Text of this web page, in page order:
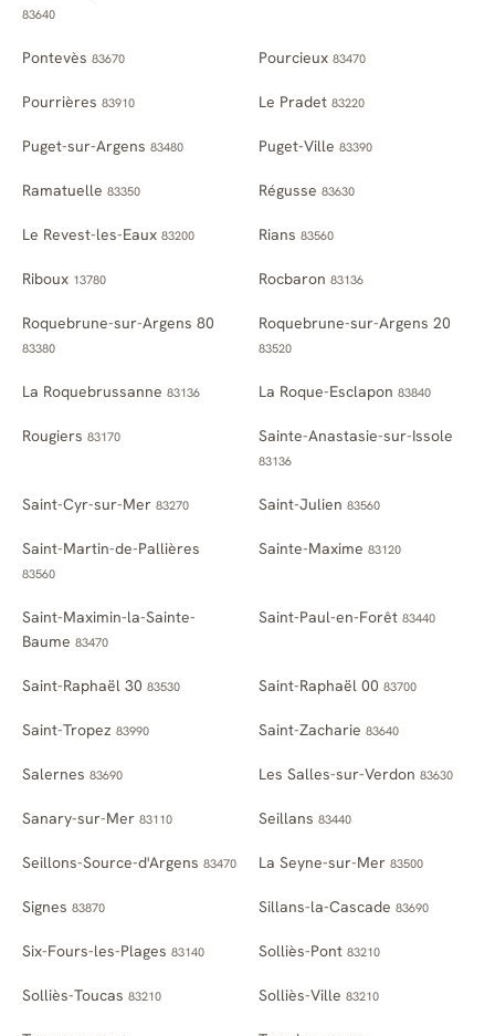
83640
Pontevès 83670 Pourcieux 83470
Pourrières 83910 Le Pradet 83220
Puget-sur-Argens 83480 Puget-Ville 83390
Ramatuelle 83350 Régusse 83630
Le Revest-les-Eaux 83200 Rians 83560
Riboux 13780 Rocbaron 83136
Roquebrune-sur-Argens 80
83380
Roquebrune-sur-Argens 20
83520
La Roquebrussanne 83136 La Roque-Esclapon 83840
Rougiers 83170 Sainte-Anastasie-sur-Issole
83136
Saint-Cyr-sur-Mer 83270 Saint-Julien 83560
Saint-Martin-de-Pallières
83560
Sainte-Maxime 83120
Saint-Maximin-la-Sainte-
Baume 83470
Saint-Paul-en-Forêt 83440
Saint-Raphaël 30 83530 Saint-Raphaël 00 83700
Saint-Tropez 83990 Saint-Zacharie 83640
Salernes 83690 Les Salles-sur-Verdon 83630
Sanary-sur-Mer 83110 Seillans 83440
Seillons-Source-d'Argens 83470 La Seyne-sur-Mer 83500
Signes 83870 Sillans-la-Cascade 83690
Six-Fours-les-Plages 83140 Solliès-Pont 83210
Solliès-Toucas 83210 Solliès-Ville 83210